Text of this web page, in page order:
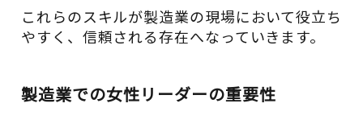
これらのスキルが製造業の現場において役立ち
やすく、信頼される存在へなっていきます。
製造業での女性リーダーの重要性